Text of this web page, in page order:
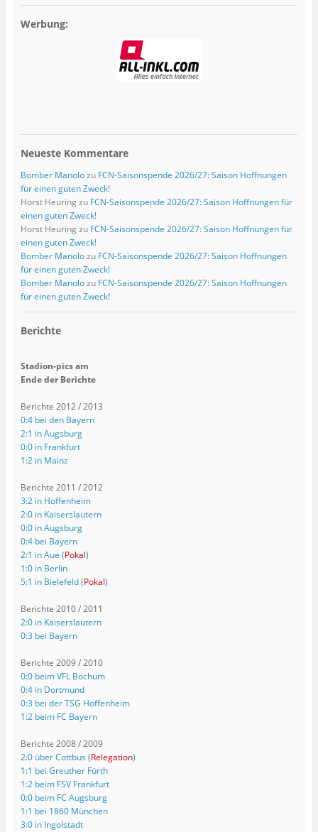
Werbung:
Neueste Kommentare
Bomber Manolozu FCN-Saisonspende 2026/27: Saison Hoffnungen
für einen guten Zweck!
Horst Heuring zu FCN-Saisonspende 2026/27: Saison Hoffnungen für
einen guten Zweck!
Horst Heuring zu FCN-Saisonspende 2026/27: Saison Hoffnungen für
einen guten Zweck!
Bomber Manolozu FCN-Saisonspende 2026/27: Saison Hoffnungen
für einen guten Zweck!
Bomber Manolozu FCN-Saisonspende 2026/27: Saison Hoffnungen
für einen guten Zweck!
Berichte
Stadion-pics am
Ende der Berichte
Berichte 2012 / 2013
0:4 bei den Bayern
2:1 in Augsburg
0:0 in Frankfurt
1:2 in Mainz
Berichte 2011 / 2012
3:2 in Hoffenheim
2:0 in Kaiserslautern
0:0 in Augsburg
0:4 bei Bayern
2:1 in Aue (Pokal)
1:0 in Berlin
5:1 in Bielefeld (Pokal)
Berichte 2010 / 2011
2:0 in Kaiserslautern
0:3 bei Bayern
Berichte 2009 / 2010
0:0 beim VFL Bochum
0:4 in Dortmund
0:3 bei der TSG Hoffenheim
1:2 beim FC Bayern
Berichte 2008 / 2009
2:0 über Cottbus (Relegation)
1:1 bei Greuther Fürth
1:2 beim FSV Frankfurt
0:0 beim FC Augsburg
1:1 bei 1860 München
3:0 in Ingolstadt